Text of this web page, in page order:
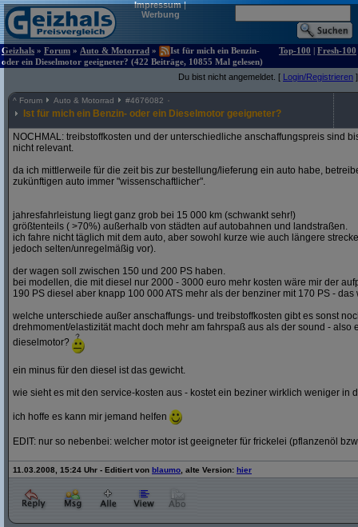
Impressum|
Werbung
Geizhals » Forum » Auto & Motorrad »
Ist für mich ein Benzin-
oder ein Dieselmotor geeigneter? (422 Beiträge, 10855 Mal gelesen)
Top-100 | Fresh-100
Du bist nicht angemeldet. [ Login/Registrieren ]
^ Forum Auto & Motorrad #4676082
Ist für mich ein Benzin- oder ein Dieselmotor geeigneter?
NOCHMAL: treibstoffkosten und der unterschiedliche anschaffungspreis sind
nicht relevant.
da ich mittlerweile für die zeit bis zur bestellung/lieferung ein auto habe,
zukünftigen auto immer "wissenschaftlicher".
jahresfahrleistung liegt ganz grob bei 15 000 km (schwankt sehr!)
größtenteils ( >70%) außerhalb von städten auf autobahnen und landstraßen.
ich fahre nicht täglich mit dem auto, aber sowohl kurze wie auch längere
jedoch selten/unregelmäßig vor).
der wagen soll zwischen 150 und 200 PS haben.
bei modellen, die mit diesel nur 2000 - 3000 euro mehr kosten wäre mir der
190 PS diesel aber knapp 100 000 ATS mehr als der benziner mit 170 PS - das
welche unterschiede außer anschaffungs- und treibstoffkosten gibt es sonst
drehmoment/elastizität macht doch mehr am fahrspaß aus als der sound - also
dieselmotor?
ein minus für den diesel ist das gewicht.
wie sieht es mit den service-kosten aus - kostet ein beziner wirklich weniger in
ich hoffe es kann mir jemand helfen
EDIT: nur so nebenbei: welcher motor ist geeigneter für frickelei (pflanzenöl
11.03.2008, 15:24 Uhr - Editiert von blaumo , alte Version: hier